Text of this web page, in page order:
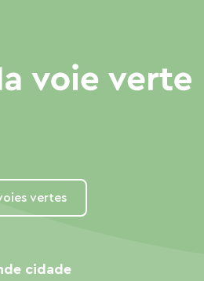
vertes
cidade